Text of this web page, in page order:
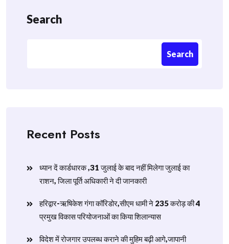
Search
Search
Recent Posts
ध्यान दें कार्डधारक ,31 जुलाई के बाद नहीं मिलेगा जुलाई का
राशन, जिला पूर्ति अधिकारी ने दी जानकारी
हरिद्वार-ऋषिकेश गंगा कॉरिडोर,सीएम धामी ने 235 करोड़ की 4
प्रमुख विकास परियोजनाओं का किया शिलान्यास
विदेश में रोजगार उपलब्ध कराने की मुहिम बढ़ी आगे,जापानी